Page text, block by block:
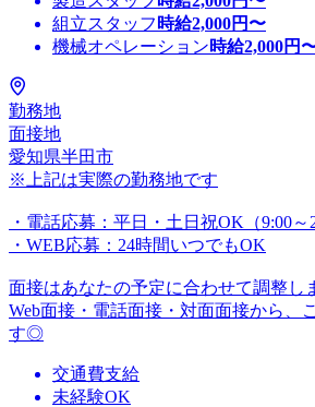
組立スタッフ 時給2,000円〜
機械オペレーション時給2,000円
勤務地
面接地
愛知県半田市
※上記は実際の勤務地です
・電話応募：平日・土日祝OK（9:00～
・WEB応募：24時間いつでもOK
面接はあなたの予定に合わせて調整し
Web面接・電話面接・対面面接から、
す◎
交通費支給
未経験OK